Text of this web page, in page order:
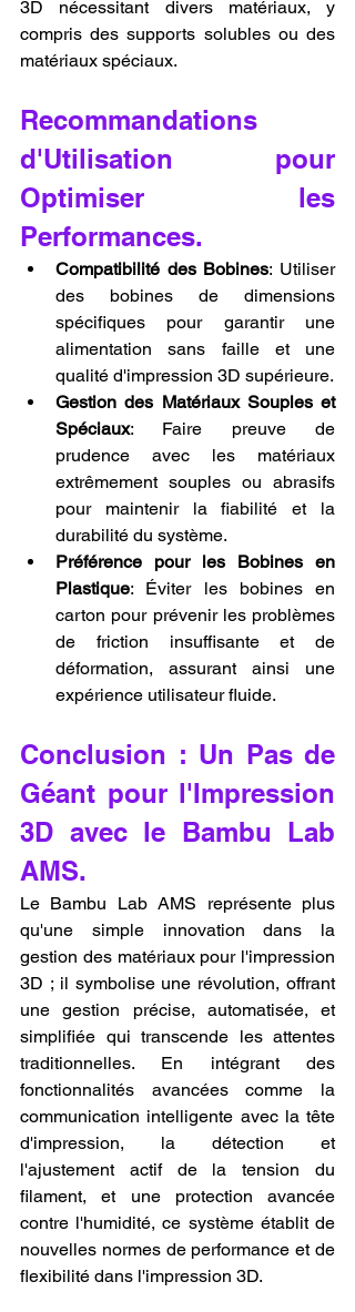
3D nécessitant divers matériaux, y
compris des supports solubles ou des
matériaux spéciaux.
Recommandations
d'Utilisation pour
Optimiser les
Performances.
Compatibilité des Bobines: Utiliser
des bobines de dimensions
spécifiques pour garantir une
alimentation sans faille et une
qualité d'impression 3D supérieure.
Gestion des Matériaux Souples et
Spéciaux: Faire preuve de
prudence avec les matériaux
extrêmement souples ou abrasifs
pour maintenir la fiabilité et la
durabilité du système.
Préférence pour les Bobines en
Plastique: Éviter les bobines en
carton pour prévenir les problèmes
de friction insuffisante et de
déformation, assurant ainsi une
expérience utilisateur fluide.
Conclusion : Un Pas de
Géant pour l'Impression
3D avec le Bambu Lab
AMS.
Le Bambu Lab AMS représente plus
qu'une simple innovation dans la
gestion des matériaux pour l'impression
3D ; il symbolise une révolution, offrant
une gestion précise, automatisée, et
simplifiée qui transcende les attentes
traditionnelles. En intégrant des
fonctionnalités avancées comme la
communication intelligente avec la tête
d'impression, la détection et
l'ajustement actif de la tension du
filament, et une protection avancée
contre l'humidité, ce système établit de
nouvelles normes de performance et de
flexibilité dans l'impression 3D.